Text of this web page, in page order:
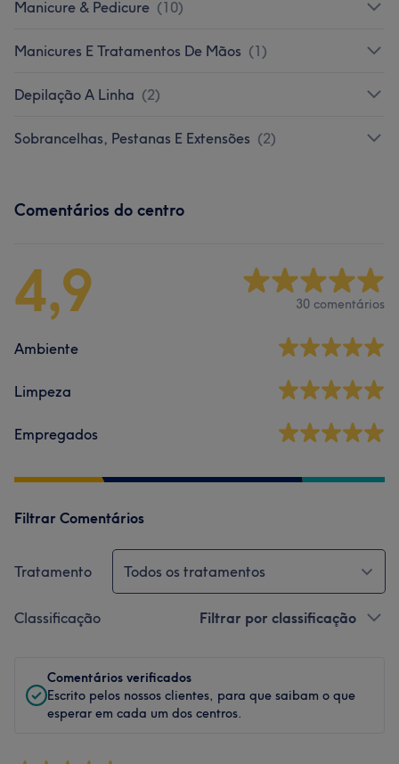
Manicure & Pedicure (10)
Manicures E Tratamentos De Mãos (1)
Depilação A Linha (2)
Sobrancelhas, Pestanas E Extensões (2)
Comentários do centro
4,9 30 comentários
Ambiente
Limpeza
Empregados
Filtrar Comentários
Tratamento Todos os tratamentos
Classificação Filtrar por classificação
Comentários verificados
Escrito pelos nossos clientes, para que saibam o que
esperar em cada um dos centros.